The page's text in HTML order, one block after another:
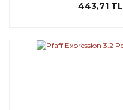
443,71 TL